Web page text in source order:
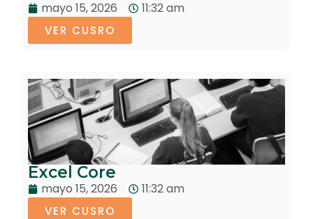
mayo 15, 2026 11:32 am
VER CUSRO
Excel Core
mayo 15, 2026 11:32 am
VER CUSRO